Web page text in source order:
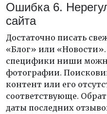
Ошибка 6.
сайта
Достаточно писать
«Блог» или
специфики ниши
фотографии.
контент или его
соответствующе.
даты последних